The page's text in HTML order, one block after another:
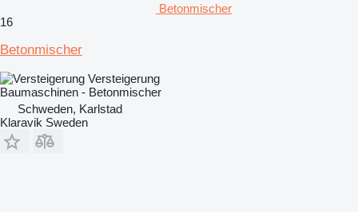
Betonmischer
16
Betonmischer
Versteigerung
Baumaschinen - Betonmischer
Schweden, Karlstad
Klaravik Sweden